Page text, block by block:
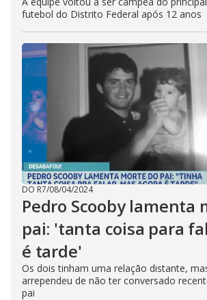
futebol do Distrito Federal após 12 anos
DO R7/08/04/2024
Pedro Scooby lamenta
pai: 'tanta coisa para
é tarde'
Os dois tinham uma relação distante,
arrependeu de não ter conversado
pai